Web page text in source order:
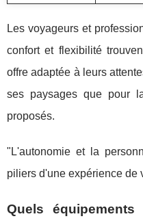
Les voyageurs et
confort et flexibilité
offre adaptée à leurs
ses paysages que pour
proposés.
"L'autonomie et la
piliers d'une expérience de
Quels